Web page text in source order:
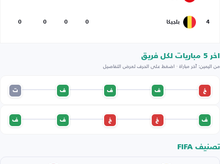
4 بلجيكا 0
0
0
0
اخر 5 مباريات لكل فريق
من اليمين: آخر مباراة · اضغط على الحرف لعرض التفاصيل
خ ف ف ف ت
ف خ خ ف ف
تصنيف FIFA